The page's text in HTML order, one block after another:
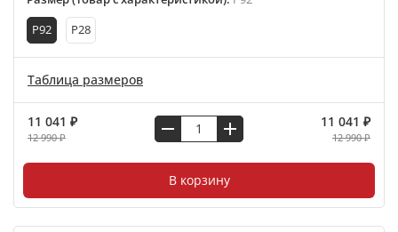
P92
P28
Таблица размеров
11 041 ₽
12 990 ₽
11 041 ₽
12 990 ₽
В корзину